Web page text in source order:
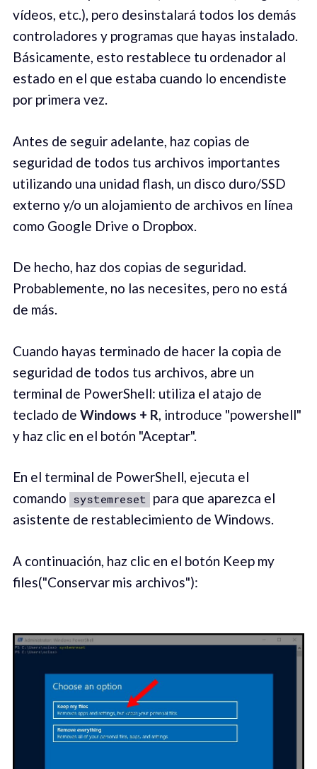
vídeos, etc.), pero desinstalará todos los demás
controladores y programas que hayas instalado.
Básicamente, esto restablece tu ordenador al
estado en el que estaba cuando lo encendiste
por primera vez.
Antes de seguir adelante, haz copias de
seguridad de todos tus archivos importantes
utilizando una unidad flash, un disco duro/SSD
externo y/o un alojamiento de archivos en línea
como Google Drive o Dropbox.
De hecho, haz dos copias de seguridad.
Probablemente, no las necesites, pero no está
de más.
Cuando hayas terminado de hacer la copia de
seguridad de todos tus archivos, abre un
terminal de PowerShell: utiliza el atajo de
teclado de Windows + R, introduce "powershell"
y haz clic en el botón "Aceptar".
En el terminal de PowerShell, ejecuta el
comando systemreset para que aparezca el
asistente de restablecimiento de Windows.
A continuación, haz clic en el botón Keep my
files("Conservar mis archivos"):